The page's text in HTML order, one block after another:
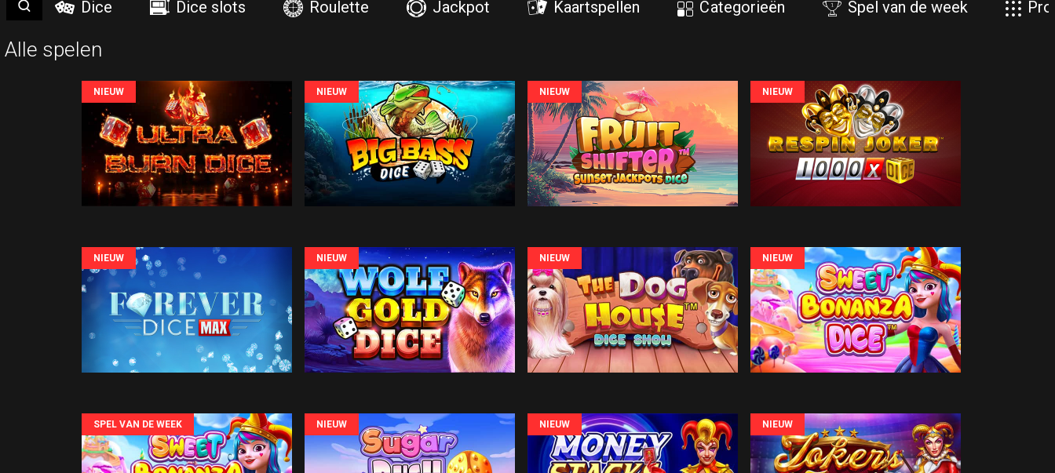
{$LBLSHOWSEARCH}
Dice Dice slots Roulette Jackpot Kaartspellen Categorieën Spel van de week
Alle spelen
NIEUW NIEUW NIEUW NIEUW
NIEUW NIEUW NIEUW NIEUW
SPEL VAN DE WEEK NIEUW NIEUW NIEUW